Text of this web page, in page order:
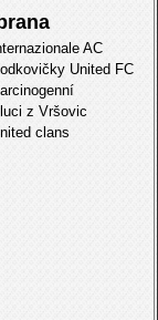
AC
United FC
z Vršovic
clans